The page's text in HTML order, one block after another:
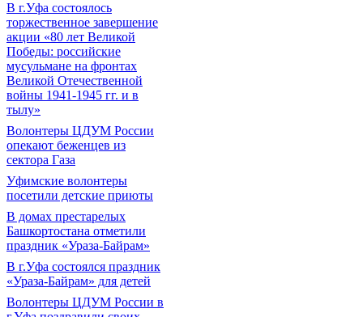
В г.Уфа состоялось
торжественное завершение
акции «80 лет Великой
Победы: российские
мусульмане на фронтах
Великой Отечественной
войны 1941-1945 гг. и в
тылу»
Волонтеры ЦДУМ России
опекают беженцев из
сектора Газа
Уфимские волонтеры
посетили детские приюты
В домах престарелых
Башкортостана отметили
праздник «Ураза-Байрам»
В г.Уфа состоялся праздник
«Ураза-Байрам» для детей
Волонтеры ЦДУМ России в